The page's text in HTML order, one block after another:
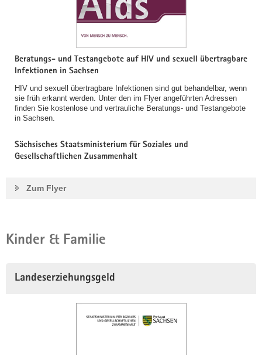
Beratungs- und Testangebote auf HIV und sexuell übertragbare
Infektionen in Sachsen
HIV und sexuell übertragbare Infektionen sind gut behandelbar, wenn
sie früh erkannt werden. Unter den im Flyer angeführten Adressen
finden Sie kostenlose und vertrauliche Beratungs- und Testangebote
in Sachsen.
Sächsisches Staatsministerium für Soziales und
Gesellschaftlichen Zusammenhalt
Zum Flyer
Kinder & Familie
Landeserziehungsgeld